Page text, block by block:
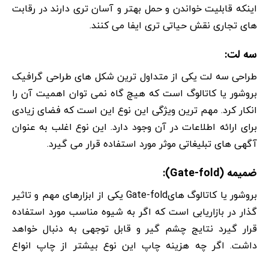
اینکه قابلیت خواندن و حمل بهتر و آسان تری دارند در رقابت
های تجاری نقش حیاتی تری ایفا می کنند.
سه لت:
طراحی سه لت یکی از متداول ترین شکل های طراحی گرافیک
بروشور یا کاتالوگ است که هیچ گاه نمی توان اهمیت آن را
انکار کرد. مهم ترین ویژگی این نوع این است که فضای زیادی
برای ارائه اطلاعات در آن وجود دارد. این نوع اغلب به عنوان
آگهی های تبلیغاتی موثر مورد استفاده قرار می گیرد.
ضمیمه (Gate-fold):
بروشور یا کاتالوگ هایGate-fold یکی از ابزارهای مهم و تاثیر
گذار در بازاریابی است که اگر به شیوه مناسب مورد استفاده
قرار گیرد نتایج چشم گیر و قابل توجهی به دنبال خواهد
داشت. اگر چه هزینه چاپ این نوع بیشتر از چاپ انواع